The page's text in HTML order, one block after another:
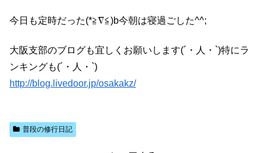
今日も定時だった(*≧∇≦)b今朝は寝過ごした^^;
大阪支部のブログも宜しくお願いします(´・人・`)特にラ
ンキングも(´・人・`)
http://blog.livedoor.jp/osakakz/
普段の修行日記